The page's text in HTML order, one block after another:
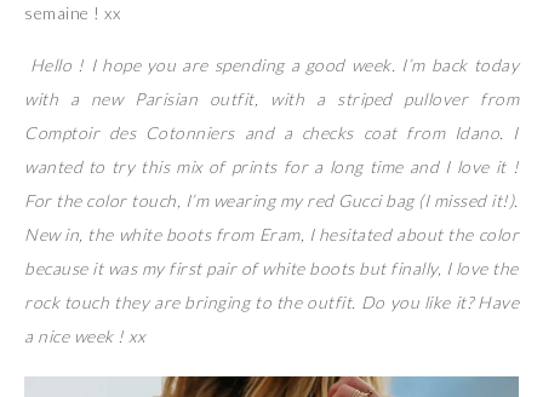
semaine ! xx
Hello ! I hope you are spending a good week. I’m back today
with a new Parisian outfit, with a striped pullover from
Comptoir des Cotonniers and a checks coat from Idano. I
wanted to try this mix of prints for a long time and I love it !
For the color touch, I’m wearing my red Gucci bag (I missed it!).
New in, the white boots from Eram, I hesitated about the color
because it was my first pair of white boots but finally, I love the
rock touch they are bringing to the outfit. Do you like it? Have
a nice week ! xx